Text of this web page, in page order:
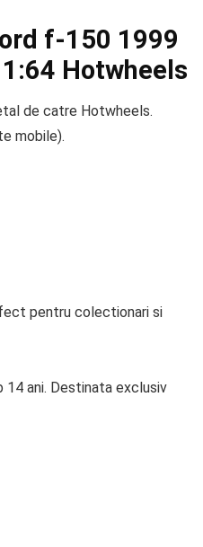
f-150 1999
Hotwheels
de catre Hotwheels.
mobile).
pentru colectionari si
ani. Destinata exclusiv